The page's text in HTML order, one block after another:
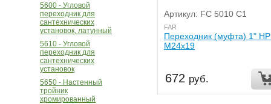
5600 - Угловой
переходник для
сантехнических
установок, латунный
5610 - Угловой
переходник для
сантехнических
установок
5650 - Настенный
тройник
хромированный
Артикул: FC 5010 C1
FAR
Переходник (муфта) 1"
М24х19
672 руб.